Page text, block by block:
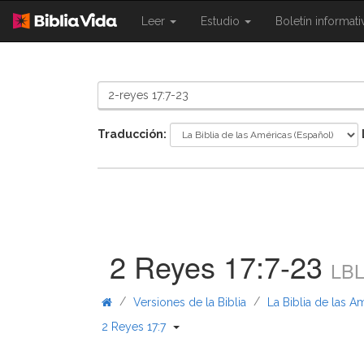
Leer
{{
Estudio
{{
Boletín
Traducción:
2 Reyes 17:7-23
/ Versiones de la Biblia / La Biblia de las
2 Reyes 17:7
{{